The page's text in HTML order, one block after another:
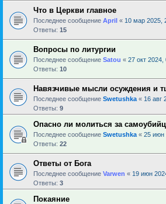
Что в Церкви главное
Последнее сообщение April « 10 мар 2025,
Ответы: 15
Вопросы по литургии
Последнее сообщение Satou « 27 окт 2024,
Ответы: 10
Навязчивые мысли осуждения и
Последнее сообщение Swetushka « 16 авг
Ответы: 9
Опасно ли молиться за
Последнее сообщение Swetushka « 25 июн
Ответы: 22
Ответы от Бога
Последнее сообщение Varwen « 19 июн
Ответы: 3
Покаяние